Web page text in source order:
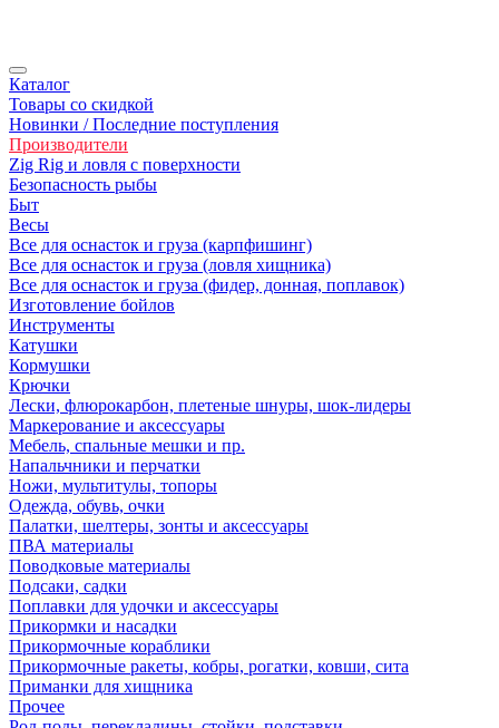
Каталог
Товары со скидкой
Новинки / Последние поступления
Производители
Zig Rig и ловля с поверхности
Безoпасность рыбы
Быт
Весы
Все для оснасток и груза (карпфишинг)
Все для оснасток и груза (ловля хищника)
Все для оснасток и груза (фидер, донная, поплавок)
Изготовление бойлов
Инструменты
Катушки
Кормушки
Крючки
Лески, флюрокарбон, плетеные шнуры, шок-лидеры
Маркерование и аксессуары
Мебель, спальные мешки и пр.
Напальчники и перчатки
Ножи, мультитулы, топоры
Одежда, обувь, очки
Палатки, шелтеры, зонты и аксессуары
ПВА материалы
Поводковые материалы
Подсаки, садки
Поплавки для удочки и аксессуары
Прикормки и насадки
Прикормочные кораблики
Прикормочные ракеты, кобры, рогатки, ковши, сита
Приманки для хищника
Прочее